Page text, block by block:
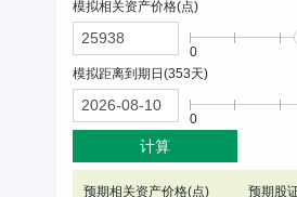
模拟相关资产价格(点)
0
模拟距离到期日(353天)
0
计算
预期相关资产价格(点) 预期股